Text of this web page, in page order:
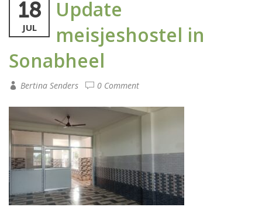
18
JUL
Update
meisjeshostel in
Sonabheel
Bertina Senders 0 Comment